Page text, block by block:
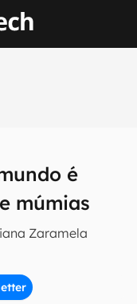
é
múmias
Zaramela
em primeira